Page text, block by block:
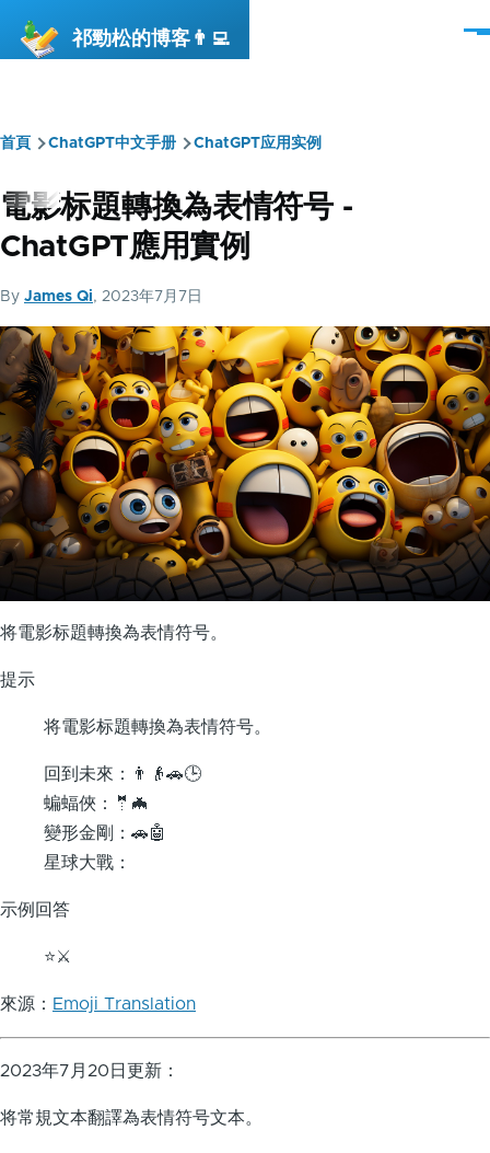
祁勁松的博客👨‍💻
選
導
航
連
首頁 ChatGPT中文手册 ChatGPT应用实例
電影标題轉換為表情符号 -
ChatGPT應用實例
By James Qi, 2023年7月7日
将電影标題轉換為表情符号。
提示
将電影标題轉換為表情符号。
回到未來：👨👴🚗🕒
蝙蝠俠：🤵🦇
變形金剛：🚗🤖
星球大戰：
示例回答
⭐️⚔
來源： Emoji Translation
2023年7月20日更新：
将常規文本翻譯為表情符号文本。